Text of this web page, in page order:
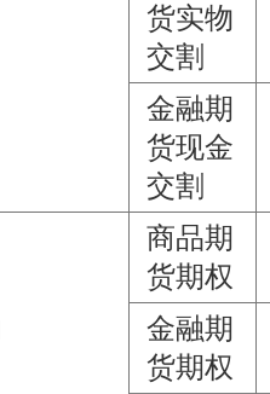
货实物
交割
金融期
货现金
交割
商品期
货期权
金融期
货期权